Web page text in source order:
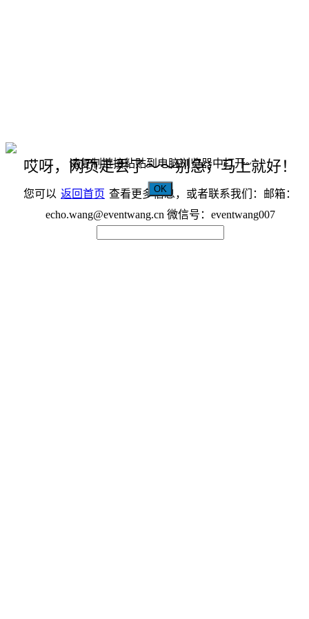
哎呀，网页走丢了～～别急，马上就好！
您可以 返回首页 查看更多信息，或者联系我们：邮箱：
echo.wang@eventwang.cn 微信号：eventwang007
请复制链接粘贴到电脑浏览器中打开~
OK